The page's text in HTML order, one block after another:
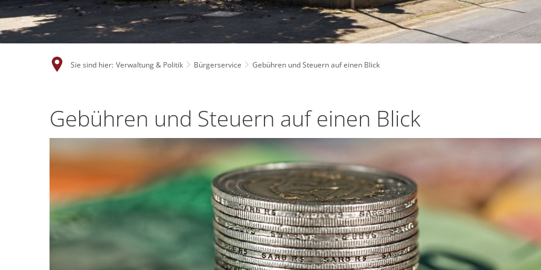
Sie sind hier: Verwaltung & Politik Bürgerservice Gebühren und Steuern auf einen Blick
Gebühren und Steuern auf einen Blick